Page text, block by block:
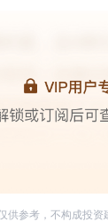
供参考，不构成投